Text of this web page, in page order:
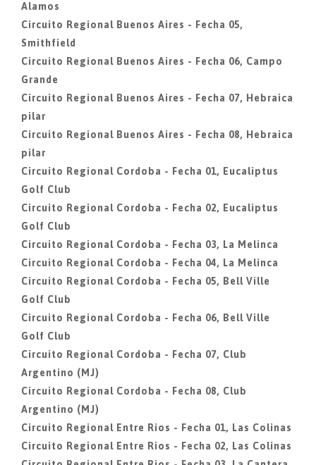
Alamos
Circuito Regional Buenos Aires - Fecha 05,
Smithfield
Circuito Regional Buenos Aires - Fecha 06, Campo
Grande
Circuito Regional Buenos Aires - Fecha 07, Hebraica
pilar
Circuito Regional Buenos Aires - Fecha 08, Hebraica
pilar
Circuito Regional Cordoba - Fecha 01, Eucaliptus
Golf Club
Circuito Regional Cordoba - Fecha 02, Eucaliptus
Golf Club
Circuito Regional Cordoba - Fecha 03, La Melinca
Circuito Regional Cordoba - Fecha 04, La Melinca
Circuito Regional Cordoba - Fecha 05, Bell Ville
Golf Club
Circuito Regional Cordoba - Fecha 06, Bell Ville
Golf Club
Circuito Regional Cordoba - Fecha 07, Club
Argentino (MJ)
Circuito Regional Cordoba - Fecha 08, Club
Argentino (MJ)
Circuito Regional Entre Rios - Fecha 01, Las Colinas
Circuito Regional Entre Rios - Fecha 02, Las Colinas